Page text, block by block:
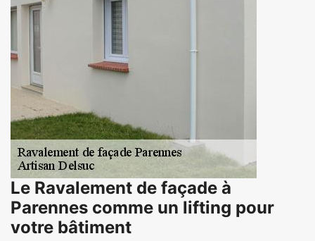
Le Ravalement de façade à
Parennes comme un lifting pour
votre bâtiment